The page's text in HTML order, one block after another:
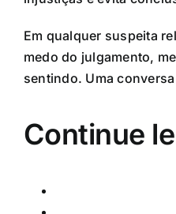
Em qualquer suspeita
medo do julgamento,
sentindo. Uma
Continue